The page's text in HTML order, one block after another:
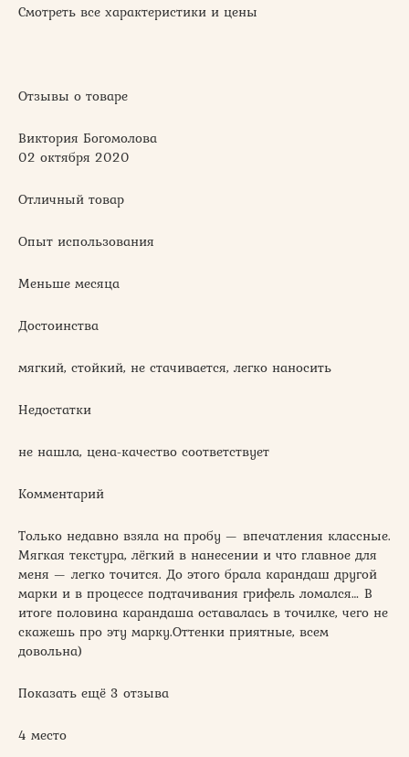
Смотреть все характеристики и цены
Отзывы о товаре
Виктория Богомолова
02 октября 2020
Отличный товар
Опыт использования
Меньше месяца
Достоинства
мягкий, стойкий, не стачивается, легко наносить
Недостатки
не нашла, цена-качество соответствует
Комментарий
Только недавно взяла на пробу — впечатления классные.
Мягкая текстура, лёгкий в нанесении и что главное для
меня — легко точится. До этого брала карандаш другой
марки и в процессе подтачивания грифель ломался… В
итоге половина карандаша оставалась в точилке, чего не
скажешь про эту марку.Оттенки приятные, всем
довольна)
Показать ещё 3 отзыва
4 место